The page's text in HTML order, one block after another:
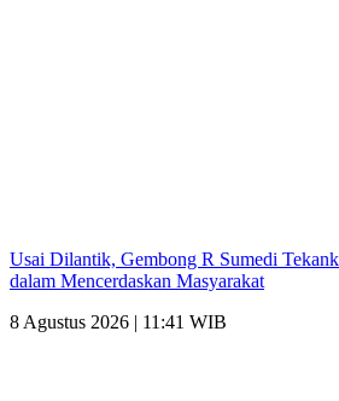
Usai Dilantik, Gembong R Sumedi
dalam Mencerdaskan Masyarakat
8 Agustus 2026 | 11:41 WIB